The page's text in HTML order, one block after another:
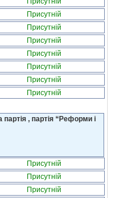
Присутній
Присутній
Присутній
Присутній
Присутній
Присутній
Присутній
, партія “Реформи і
Присутній
Присутній
Присутній